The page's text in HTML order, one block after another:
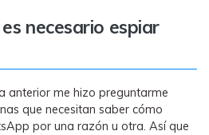
y archivos entre dispositivos
necesario espiar
anterior me hizo preguntarme
que necesitan saber cómo
por una razón u otra. Así que